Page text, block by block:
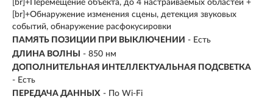
[br]+Перемещение объекта, до 4 настраиваемых областей +
[br]+Обнаружение изменения сцены, детекция звуковых
событий, обнаружение расфокусировки
ПАМЯТЬ ПОЗИЦИИ ПРИ ВЫКЛЮЧЕНИИ - Есть
ДЛИНА ВОЛНЫ
- 850 нм
ДОПОЛНИТЕЛЬНАЯ ИНТЕЛЛЕКТУАЛЬНАЯ ПОДСВЕТКА
- Есть
ПЕРЕДАЧА ДАННЫХ - По Wi-Fi